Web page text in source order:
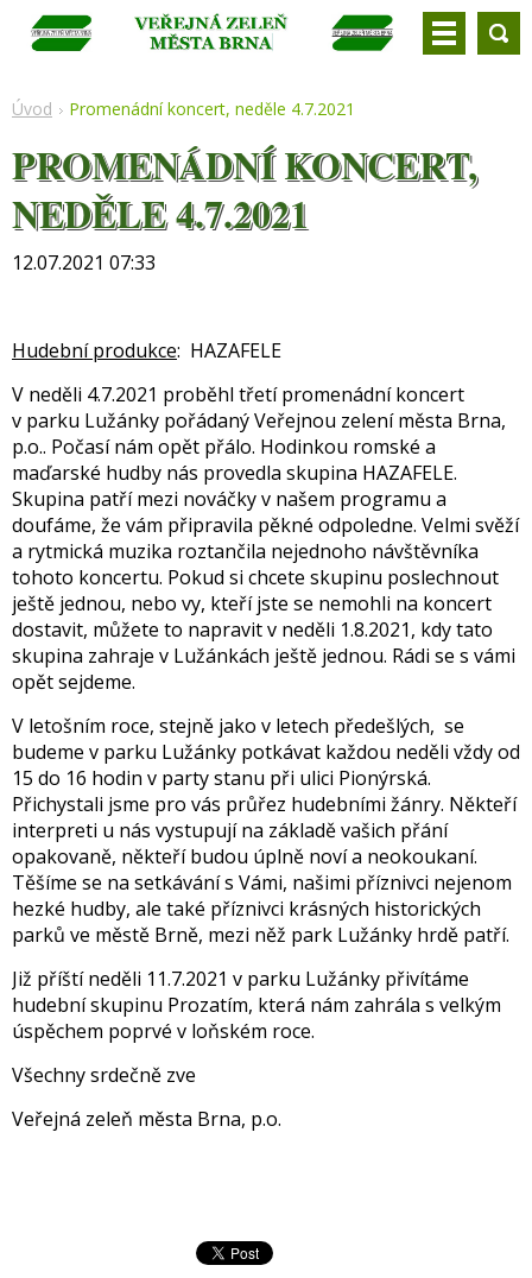
Úvod Promenádní koncert, neděle 4.7.2021
PROMENÁDNÍ KONCERT,
NEDĚLE 4.7.2021
12.07.2021 07:33
Hudební produkce: HAZAFELE
V neděli 4.7.2021 proběhl třetí promenádní koncert
v parku Lužánky pořádaný Veřejnou zelení města Brna,
p.o.. Počasí nám opět přálo. Hodinkou romské a
maďarské hudby nás provedla skupina HAZAFELE.
Skupina patří mezi nováčky v našem programu a
doufáme, že vám připravila pěkné odpoledne. Velmi svěží
a rytmická muzika roztančila nejednoho návštěvníka
tohoto koncertu. Pokud si chcete skupinu poslechnout
ještě jednou, nebo vy, kteří jste se nemohli na koncert
dostavit, můžete to napravit v neděli 1.8.2021, kdy tato
skupina zahraje v Lužánkách ještě jednou. Rádi se s vámi
opět sejdeme.
V letošním roce, stejně jako v letech předešlých, se
budeme v parku Lužánky potkávat každou neděli vždy od
15 do 16 hodin v party stanu při ulici Pionýrská.
Přichystali jsme pro vás průřez hudebními žánry. Někteří
interpreti u nás vystupují na základě vašich přání
opakovaně, někteří budou úplně noví a neokoukaní.
Těšíme se na setkávání s Vámi, našimi příznivci nejenom
hezké hudby, ale také příznivci krásných historických
parků ve městě Brně, mezi něž park Lužánky hrdě patří.
Již příští neděli 11.7.2021 v parku Lužánky přivítáme
hudební skupinu Prozatím, která nám zahrála s velkým
úspěchem poprvé v loňském roce.
Všechny srdečně zve
Veřejná zeleň města Brna, p.o.